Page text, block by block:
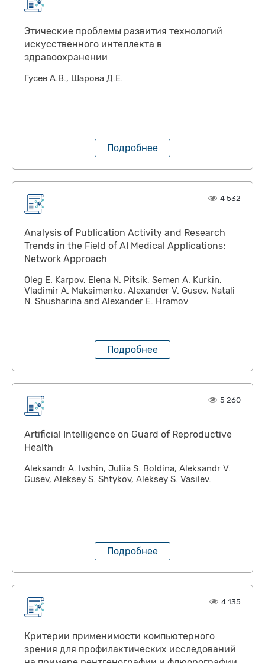
Этические проблемы развития технологий
искусственного интеллекта в
здравоохранении
Гусев А.В., Шарова Д.Е.
Подробнее
4 532
Analysis of Publication Activity and Research
Trends in the Field of AI Medical Applications:
Network Approach
Oleg E. Karpov, Elena N. Pitsik, Semen A. Kurkin,
Vladimir A. Maksimenko, Alexander V. Gusev, Natali
N. Shusharina and Alexander E. Hramov
Подробнее
5 260
Artificial Intelligence on Guard of Reproductive
Health
Aleksandr A. Ivshin, Juliia S. Boldina, Aleksandr V.
Gusev, Aleksey S. Shtykov, Aleksey S. Vasilev.
Подробнее
4 135
Критерии применимости компьютерного
зрения для профилактических исследований